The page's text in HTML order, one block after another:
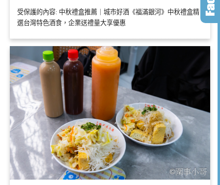
受保護的內容: 中秋禮盒推薦｜城市好酒《福滿銀河》中秋禮盒精
選台灣特色酒食，企業送禮量大享優惠